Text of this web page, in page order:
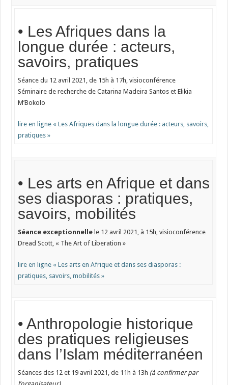
• Les Afriques dans la
longue durée : acteurs,
savoirs, pratiques
Séance du 12 avril 2021, de 15h à 17h, visioconférence
Séminaire de recherche de Catarina Madeira Santos et Elikia
M’Bokolo
lire en ligne « Les Afriques dans la longue durée : acteurs, savoirs,
pratiques »
• Les arts en Afrique et dans
ses diasporas : pratiques,
savoirs, mobilités
Séance exceptionnellele 12 avril 2021, à 15h, visioconférence
Dread Scott, « The Art of Liberation »
lire en ligne « Les arts en Afrique et dans ses diasporas :
pratiques, savoirs, mobilités »
• Anthropologie historique
des pratiques religieuses
dans l’Islam méditerranéen
Séances des 12 et 19 avril 2021, de 11h à 13h (à confirmer par